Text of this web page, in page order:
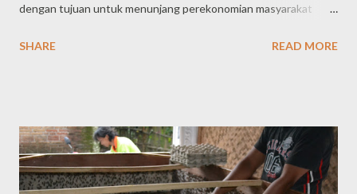
dengan tujuan untuk menunjang perekonomian masyarakat
yang besarnya hanya sebiji kurma ini merupakan jenis serangga
(Gryllidae) yang saat ini telah ramai di budidayakan keberadaanya
oleh masyarakat di Negara Kita. Alasan utama ternak Jangkrik
adalah untuk mendapatkan penghasilan karena hasil panen
SHARE READ MORE